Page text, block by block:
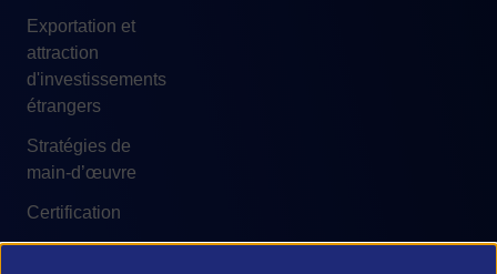
Exportation et
attraction
d'investissements
étrangers
Stratégies de
main-d’œuvre
Certification